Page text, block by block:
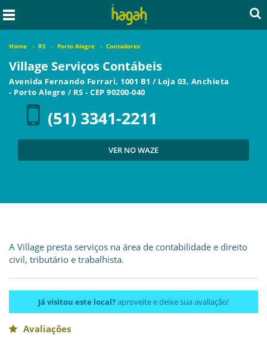
Home RS Porto Alegre Contadores
Village Serviços Contábeis
Avenida Fernando Ferrari, 1001 B1 / Loja 03, Anchieta
- Porto Alegre / RS - CEP 90200-040
(51) 3341-2211
VER NO WAZE
A Village presta serviços na área de contabilidade e direito
civil, tributário e trabalhista.
Já visitou este local?aproveite e deixe sua avaliação!
Avaliações